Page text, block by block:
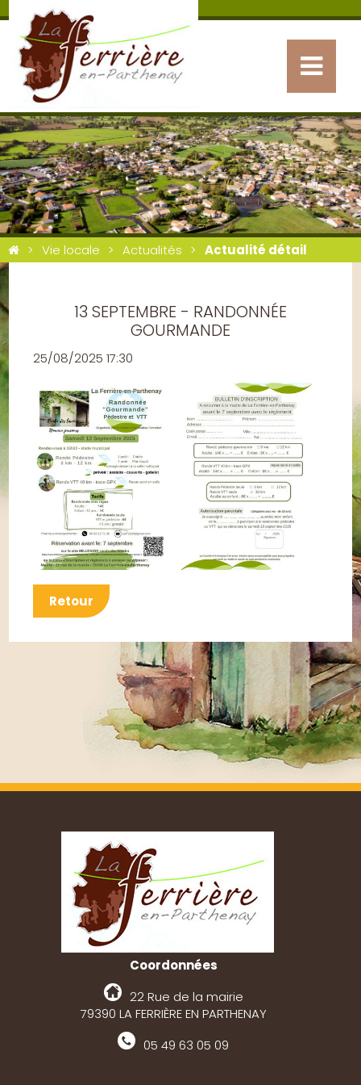
Vie locale Actualités Actualité détail
13 SEPTEMBRE - RANDONNÉE
GOURMANDE
25/08/2025 17:30
Retour
Coordonnées
22 Rue de la mairie
79390 LA FERRIÈRE EN PARTHENAY
05 49 63 05 09